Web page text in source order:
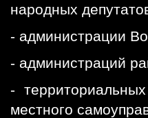
народных
- администрации
- администраций
-
местного